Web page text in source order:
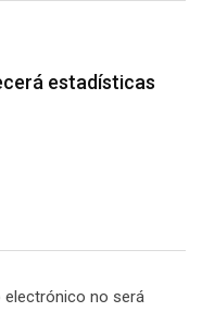
estadísticas
electrónico no será